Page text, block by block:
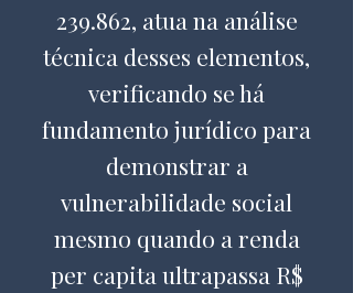
239.862, atua na análise
técnica desses elementos,
verificando se há
fundamento jurídico para
demonstrar a
vulnerabilidade social
mesmo quando a renda
per capita ultrapassa R$